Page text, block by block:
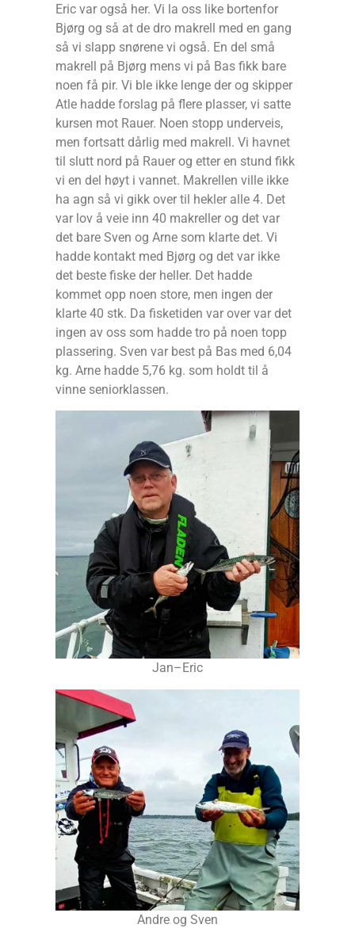
Eric var også her. Vi la oss like bortenfor
Bjørg og så at de dro makrell med en gang
så vi slapp snørene vi også. En del små
makrell på Bjørg mens vi på Bas fikk bare
noen få pir. Vi ble ikke lenge der og skipper
Atle hadde forslag på flere plasser, vi satte
kursen mot Rauer. Noen stopp underveis,
men fortsatt dårlig med makrell. Vi havnet
til slutt nord på Rauer og etter en stund fikk
vi en del høyt i vannet. Makrellen ville ikke
ha agn så vi gikk over til hekler alle 4. Det
var lov å veie inn 40 makreller og det var
det bare Sven og Arne som klarte det. Vi
hadde kontakt med Bjørg og det var ikke
det beste fiske der heller. Det hadde
kommet opp noen store, men ingen der
klarte 40 stk. Da fisketiden var over var det
ingen av oss som hadde tro på noen topp
plassering. Sven var best på Bas med 6,04
kg. Arne hadde 5,76 kg. som holdt til å
vinne seniorklassen.
Jan–Eric
Andre og Sven